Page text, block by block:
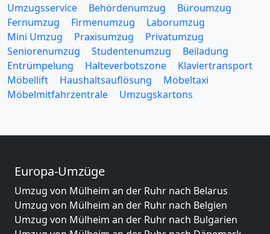
Umzugsservice Behördenumzug
Büroumzug
Fernumzug
Firmenumzug
Laborumzug
Mini Umzug
Praxisumzug
Privatumzug
Seniorenumzug
Studentenumzug
Beiladung
Entrümpelung
Halteverbotszone
Klaviertransport
Möbellift
Haushaltsauflösung
Möbeltaxi
Möbelmitfahrzentrale
Umzugskartons
Europa-Umzüge
Umzug von Mülheim an der Ruhr nach Belarus
Umzug von Mülheim an der Ruhr nach Belgien
Umzug von Mülheim an der Ruhr nach Bulgarien